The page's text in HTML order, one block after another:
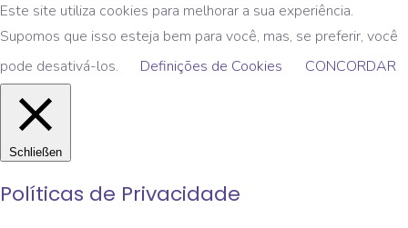
Este site utiliza cookies para melhorar a sua experiência.
Supomos que isso esteja bem para você, mas, se preferir, você
pode desativá-los.
Definições de Cookies CONCORDAR
Schließen
Políticas de Privacidade